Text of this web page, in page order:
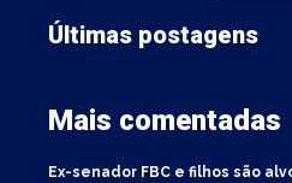
Últimas postagens
Mais comentadas
Ex-senador FBC e filhos são